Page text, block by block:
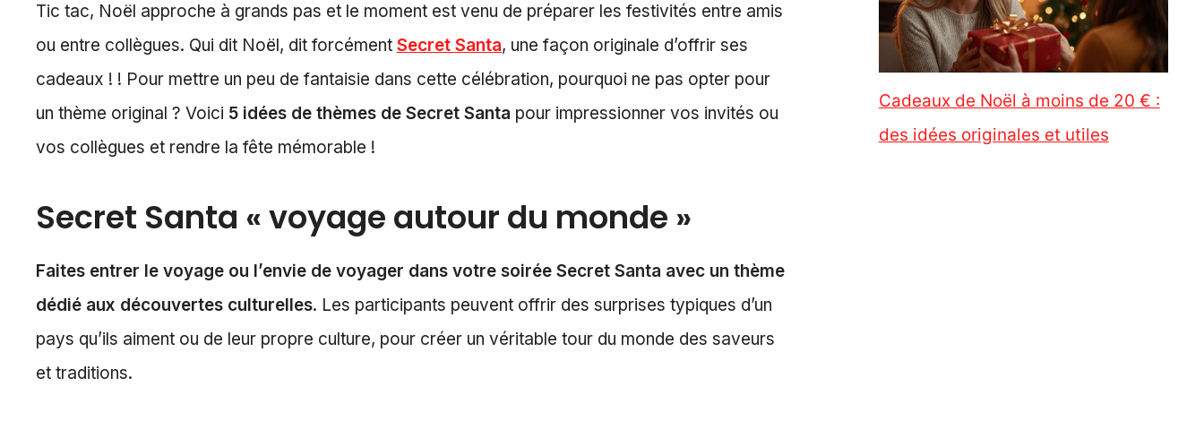
Tic tac, Noël approche à grands pas et le moment est venu de préparer les festivités entre amis
ou entre collègues. Qui dit Noël, dit forcément Secret Santa, une façon originale d’offrir ses
cadeaux ! ! Pour mettre un peu de fantaisie dans cette célébration, pourquoi ne pas opter pour
un thème original ? Voici 5 idées de thèmes de Secret Santa pour impressionner vos invités ou
vos collègues et rendre la fête mémorable !
Secret Santa « voyage autour du monde »
Faites entrer le voyage ou l’envie de voyager dans votre soirée Secret Santa avec un thème
dédié aux découvertes culturelles. Les participants peuvent offrir des surprises typiques d’un
pays qu’ils aiment ou de leur propre culture, pour créer un véritable tour du monde des saveurs
et traditions.
Cadeaux de Noël à moins de 20 € :
des idées originales et utiles